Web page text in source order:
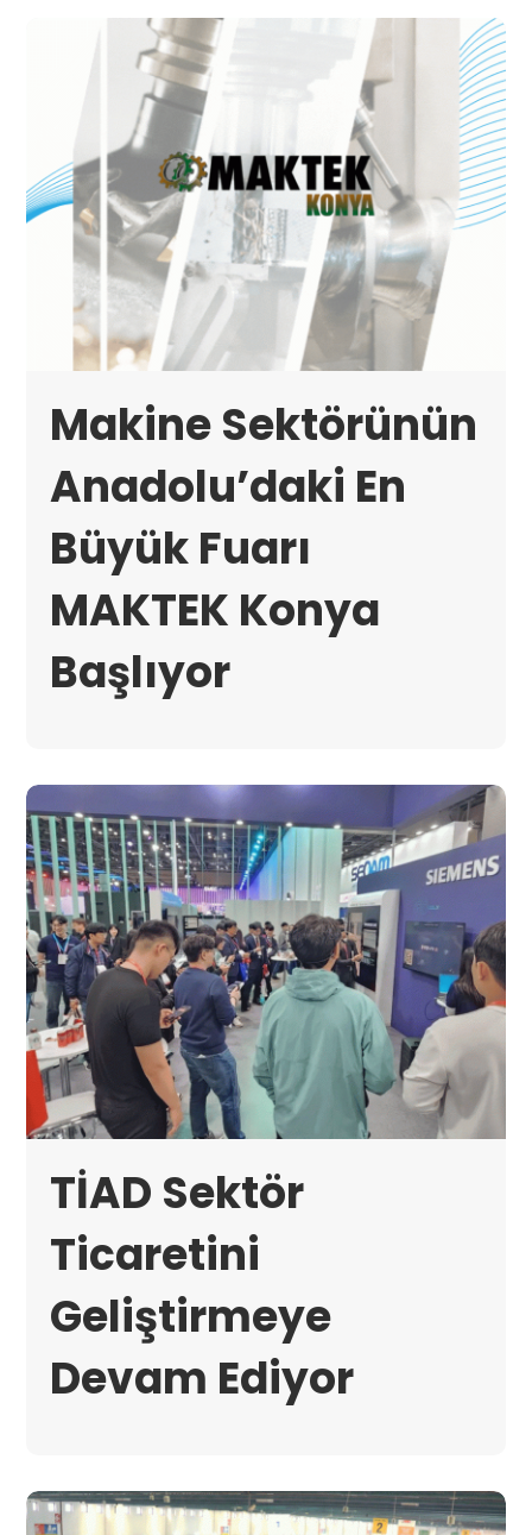
Makine Sektörünün
Anadolu’daki En
Büyük Fuarı
MAKTEK Konya
Başlıyor
TİAD Sektör
Ticaretini
Geliştirmeye
Devam Ediyor